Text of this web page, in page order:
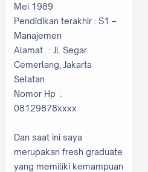
Mei 1989
Pendidikan terakhir : S1 –
Manajemen
Alamat : Jl. Segar
Cemerlang, Jakarta
Selatan
Nomor Hp :
08129878xxxx
Dan saat ini saya
merupakan fresh graduate
yang memiliki kemampuan